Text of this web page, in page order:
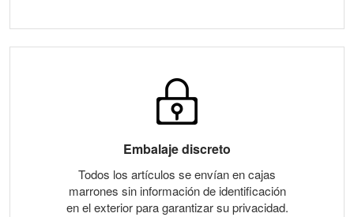
Embalaje discreto
Todos los artículos se envían en cajas
marrones sin información de identificación
en el exterior para garantizar su privacidad.